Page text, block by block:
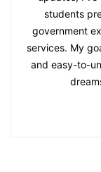
students
government
services. My
and easy-to-